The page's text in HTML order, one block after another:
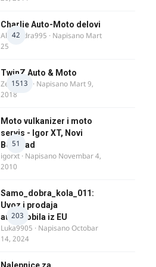
42
Charlie Auto-Moto delovi
Alexandra995 · Napisano Mart
25
1513
TwinZ Auto & Moto
Zeljkamp · Napisano Mart 9,
2018
51
Moto vulkanizer i moto
servis - Igor XT, Novi
Beograd
igorxt · Napisano Novembar 4,
2010
203
Samo_dobra_kola_011:
Uvoz i prodaja
automobila iz EU
Luka9905 · NapisanoOctobar
14, 2024
Nalepnice za